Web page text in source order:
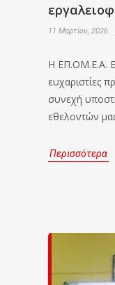
11 Μαρτίου, 2026
Η ΕΠ.ΟΜ.Ε.Α.
ευχαριστίες
συνεχή
εθελοντών
Περισσότερα